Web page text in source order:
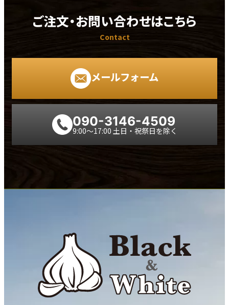
ご注文・お問い合わせはこちら
Contact
メールフォーム
090-3146-4509
9:00～17:00 土日・祝祭日を除く